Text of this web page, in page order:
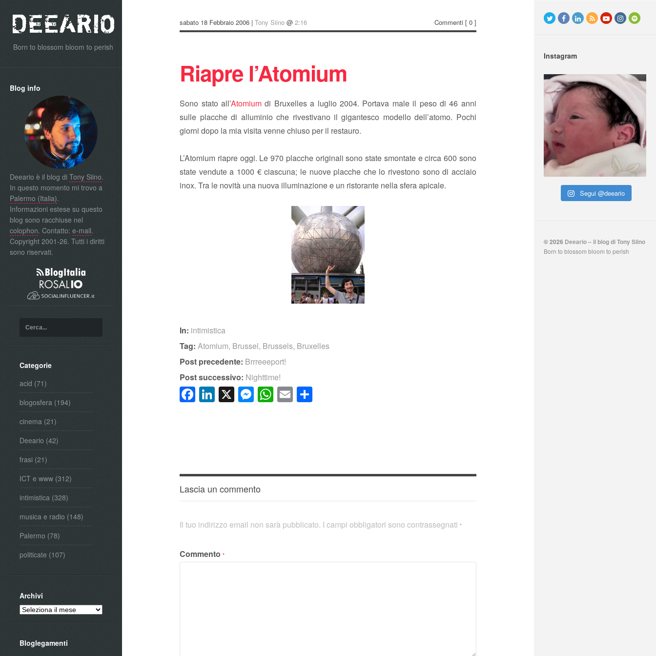
Born to blossom bloom to perish
Blog info
Deeario è il blog di Tony Siino.
In questo momento mi trovo a
Palermo (Italia).
Informazioni estese su questo
blog sono racchiuse nel
colophon. Contatto: e-mail.
Copyright 2001-26. Tutti i diritti
sono riservati.
Categorie
acid (71)
blogosfera (194)
cinema (21)
Deeario (42)
frasi (21)
ICT e www (312)
intimistica (328)
musica e radio (148)
Palermo (78)
politicate (107)
Archivi
Archivi
Bloglegamenti
sabato 18 Febbraio 2006 |Tony Siino @2:16 Commenti [ 0 ]
Riapre l’Atomium
Sono stato all’Atomiumdi Bruxelles a luglio 2004. Portava male il peso di 46 anni
sulle placche di alluminio che rivestivano il gigantesco modello dell’atomo. Pochi
giorni dopo la mia visita venne chiuso per il restauro.
L’Atomium riapre oggi. Le 970 placche originali sono state smontate e circa 600 sono
state vendute a 1000 € ciascuna; le nuove placche che lo rivestono sono di acciaio
inox. Tra le novità una nuova illuminazione e un ristorante nella sfera apicale.
In: intimistica
Tag: Atomium, Brussel, Brussels, Bruxelles
Post precedente: Brrreeeport!
Post successivo: Nighttime!
Facebook
LinkedIn
X Messenger
WhatsApp
Email
Lascia un commento
Il tuo indirizzo email non sarà pubblicato. I campi obbligatori sono contrassegnati*
Commento*
Instagram
Segui @deeario
© 2026 Deeario – il blog di Tony Siino
Born to blossom bloom to perish